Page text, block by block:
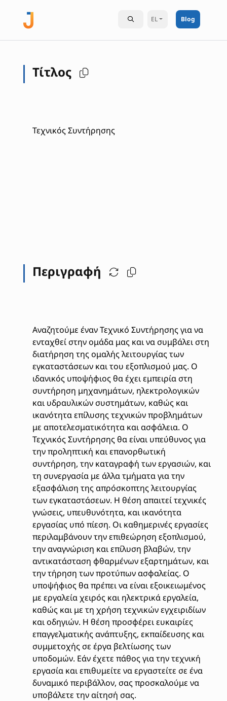
EL Blog
Τίτλος
Τεχνικός Συντήρησης
Περιγραφή
Αναζητούμε έναν Τεχνικό Συντήρησης για να
ενταχθεί στην ομάδα μας και να συμβάλει στη
διατήρηση της ομαλής λειτουργίας των
εγκαταστάσεων και του εξοπλισμού μας. Ο
ιδανικός υποψήφιος θα έχει εμπειρία στη
συντήρηση μηχανημάτων, ηλεκτρολογικών
και υδραυλικών συστημάτων, καθώς και
ικανότητα επίλυσης τεχνικών προβλημάτων
με αποτελεσματικότητα και ασφάλεια. Ο
Τεχνικός Συντήρησης θα είναι υπεύθυνος για
την προληπτική και επανορθωτική
συντήρηση, την καταγραφή των εργασιών, και
τη συνεργασία με άλλα τμήματα για την
εξασφάλιση της απρόσκοπτης λειτουργίας
των εγκαταστάσεων. Η θέση απαιτεί τεχνικές
γνώσεις, υπευθυνότητα, και ικανότητα
εργασίας υπό πίεση. Οι καθημερινές εργασίες
περιλαμβάνουν την επιθεώρηση εξοπλισμού,
την αναγνώριση και επίλυση βλαβών, την
αντικατάσταση φθαρμένων εξαρτημάτων, και
την τήρηση των προτύπων ασφαλείας. Ο
υποψήφιος θα πρέπει να είναι εξοικειωμένος
με εργαλεία χειρός και ηλεκτρικά εργαλεία,
καθώς και με τη χρήση τεχνικών εγχειριδίων
και οδηγιών. Η θέση προσφέρει ευκαιρίες
επαγγελματικής ανάπτυξης, εκπαίδευσης και
συμμετοχής σε έργα βελτίωσης των
υποδομών. Εάν έχετε πάθος για την τεχνική
εργασία και επιθυμείτε να εργαστείτε σε ένα
δυναμικό περιβάλλον, σας προσκαλούμε να
υποβάλετε την αίτησή σας.